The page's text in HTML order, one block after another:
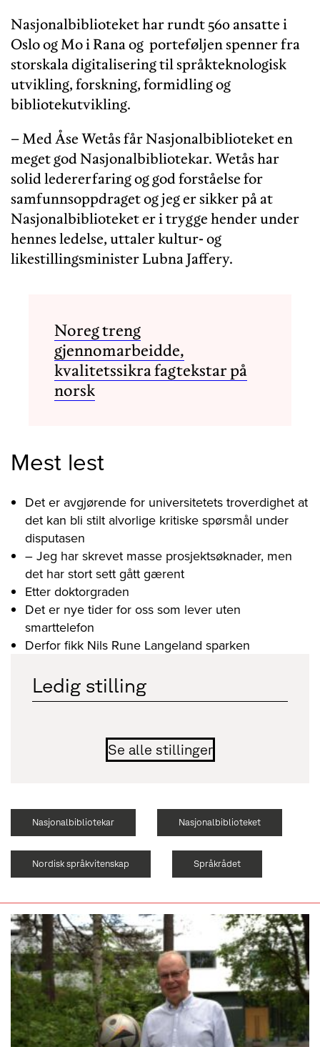
Nasjonalbiblioteket har rundt 560 ansatte i
Oslo og Mo i Rana og porteføljen spenner fra
storskala digitalisering til språkteknologisk
utvikling, forskning, formidling og
bibliotekutvikling.
– Med Åse Wetås får Nasjonalbiblioteket en
meget god Nasjonalbibliotekar. Wetås har
solid ledererfaring og god forståelse for
samfunnsoppdraget og jeg er sikker på at
Nasjonalbiblioteket er i trygge hender under
hennes ledelse, uttaler kultur- og
likestillingsminister Lubna Jaffery.
Noreg treng
gjennomarbeidde,
kvalitetssikra fagtekstar på
norsk
Ledig stilling
Se alle stillinger
Mest lest
Det er avgjørende for universitetets troverdighet at
det kan bli stilt alvorlige kritiske spørsmål under
disputasen
– Jeg har skrevet masse prosjektsøknader, men
det har stort sett gått gærent
Etter doktorgraden
Det er nye tider for oss som lever uten
smarttelefon
Derfor fikk Nils Rune Langeland sparken
Nasjonalbibliotekar Nasjonalbiblioteket
Nordisk språkvitenskap Språkrådet